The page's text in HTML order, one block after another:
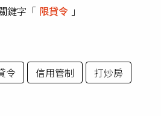
鍵字「 限貸令 」
令 信用管制 打炒房